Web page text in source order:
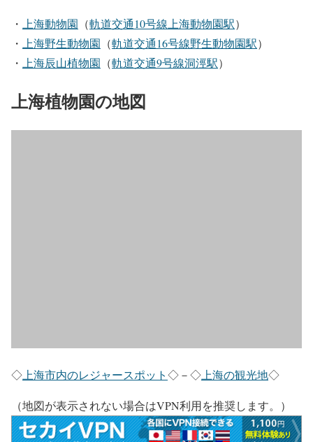
・ 上海動物園 （軌道交通10号線上海動物園駅）
・
上海野生動物園 （軌道交通16号線野生動物園駅）
・
上海辰山植物園 （軌道交通9号線洞涇駅）
上海植物園の地図
◇ 上海市内のレジャースポット◇－◇ 上海の観光地◇
（地図が表示されない場合はVPN利用を推奨します。）